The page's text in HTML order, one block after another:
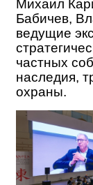
Михаил
Бабичев,
ведущие
частных
наследия,
охраны.